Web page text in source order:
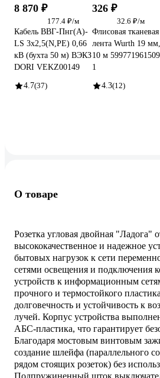
8 870 ₽
177.4 ₽/м
Кабель ВВГ-Пнг(А)-
LS 3х2,5(N,PE) 0,66
кВ (бухта 50 м) ВЭКЗ
DORI VEKZ00149
4.7(37)
326 ₽
32.6 ₽/м
Флисовая тканевая
лента Wurth 19 мм,
10 м
1
4.3(12)
О товаре
Розетка угловая двойная
высококачественное и надежное
бытовых нагрузок к сети
сетями освещения и подключения
устройств к информационным
прочного и термостойкого
долговечность и устойчивость к
лучей. Корпус устройства
АБС-пластика, что гарантирует
Благодаря мостовым винтовым
создание шлейфа (параллельного
рядом стоящих розеток) без
Подпружиненный шток